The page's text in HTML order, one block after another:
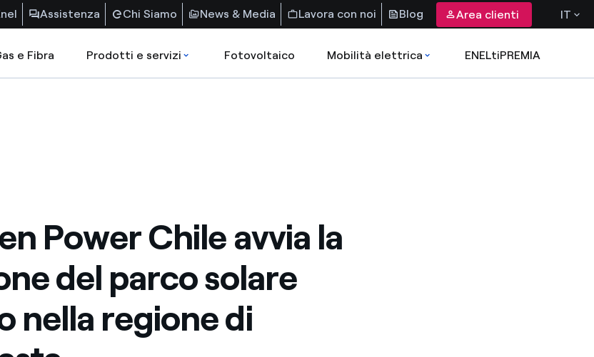
Assistenza Chi Siamo News & Media Lavora con noi Blog Area clienti IT
e Fibra Prodotti e servizi Fotovoltaico Mobilità elettrica ENELtiPREMIA
Power Chile avvia la
del parco solare
nella regione di